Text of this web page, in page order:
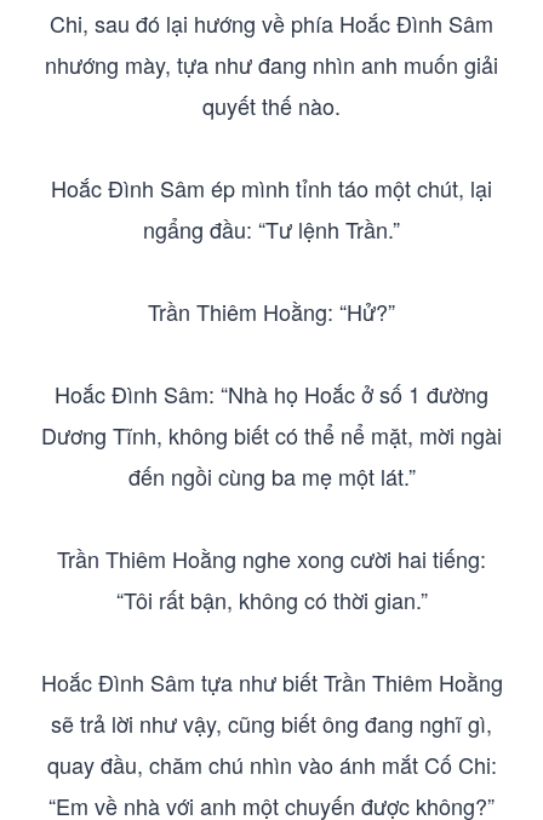
Chi, sau đó lại hướng về phía Hoắc Đình Sâm
nhướng mày, tựa như đang nhìn anh muốn giải
quyết thế nào.
Hoắc Đình Sâm ép mình tỉnh táo một chút, lại
ngẩng đầu: “Tư lệnh Trần.”
Trần Thiêm Hoằng: “Hử?”
Hoắc Đình Sâm: “Nhà họ Hoắc ở số 1 đường
Dương Tĩnh, không biết có thể nể mặt, mời ngài
đến ngồi cùng ba mẹ một lát.”
Trần Thiêm Hoằng nghe xong cười hai tiếng:
“Tôi rất bận, không có thời gian.”
Hoắc Đình Sâm tựa như biết Trần Thiêm Hoằng
sẽ trả lời như vậy, cũng biết ông đang nghĩ gì,
quay đầu, chăm chú nhìn vào ánh mắt Cố Chi:
“Em về nhà với anh một chuyến được không?”